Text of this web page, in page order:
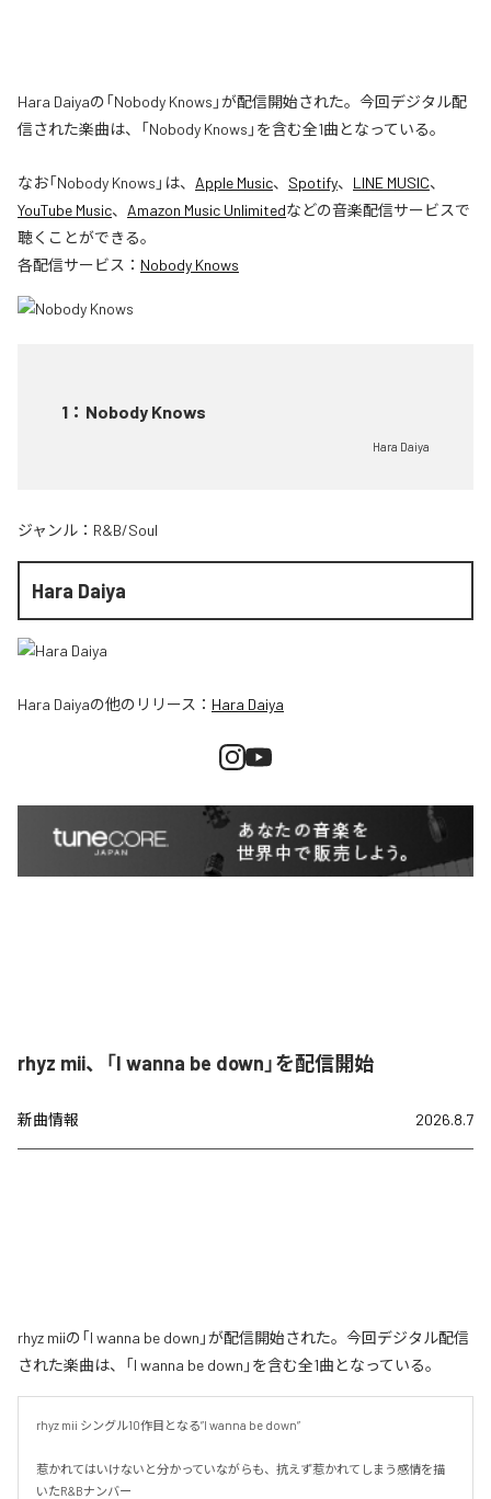
Hara Daiyaの「Nobody Knows」が配信開始された。今回デジタル配
信された楽曲は、「Nobody Knows」を含む全1曲となっている。
なお「Nobody Knows 」は、 Apple Music、 Spotify、 LINE MUSIC、
YouTube Music、 Amazon Music Unlimitedなどの音楽配信サービスで
聴くことができる。
各配信サービス： Nobody Knows
1 ： Nobody Knows
Hara Daiya
ジャンル： R&B/Soul
Hara Daiya
Hara Daiyaの他のリリース： Hara Daiya
rhyz mii、「I wanna be down」を配信開始
新曲情報 2026.8.7
rhyz miiの「I wanna be down」が配信開始された。今回デジタル配信
された楽曲は、「I wanna be down」を含む全1曲となっている。
rhyz mii シングル10作目となる”I wanna be down”
惹かれてはいけないと分かっていながらも、抗えず惹かれてしまう感情を描
いたR&Bナンバー